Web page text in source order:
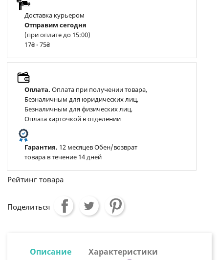
Доставка курьером
Отправим сегодня
(при оплате до 15:00)
17₴ - 75₴
Оплата. Оплата при получении товара,
Безналичным для юридических лиц,
Безналичным для физических лиц,
Оплата карточкой в отделении
Гарантия. 12 месяцев Обен/возврат
товара в течение 14 дней
Рейтинг товара
Поделиться
Описание
Характеристики